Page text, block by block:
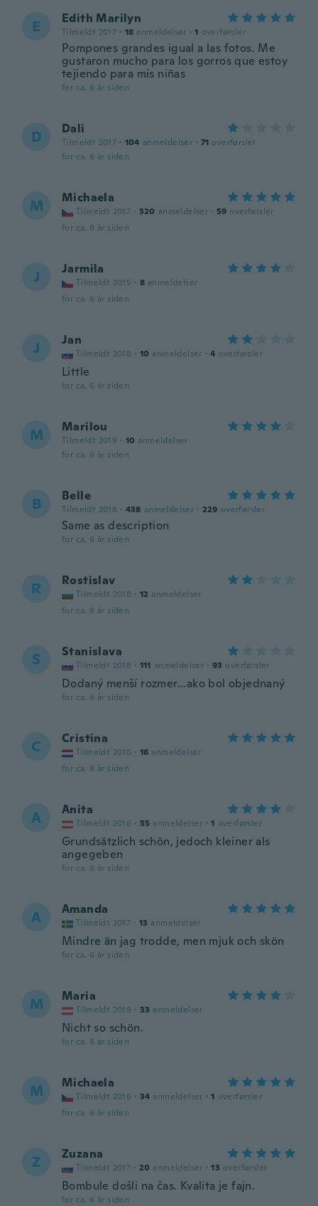
E Edith Marilyn
Tilmeldt 2017 · 18 anmeldelser · 1 overførsler
Pompones grandes igual a las fotos. Me
gustaron mucho para los gorros que estoy
tejiendo para mis niñas
for ca. 6 år siden
D Dali
Tilmeldt 2017 · 104 anmeldelser · 71 overførsler
for ca. 6 år siden
M Michaela
Tilmeldt 2017 · 320 anmeldelser · 59 overførsler
for ca. 6 år siden
J Jarmila
Tilmeldt 2015 · 8 anmeldelser
for ca. 6 år siden
J Jan
Tilmeldt 2018 · 10 anmeldelser · 4 overførsler
Little
for ca. 6 år siden
M Marilou
Tilmeldt 2019 · 10 anmeldelser
for ca. 6 år siden
B Belle
Tilmeldt 2018 · 438 anmeldelser · 229 overførsler
Same as description
for ca. 6 år siden
R Rostislav
Tilmeldt 2018 · 12 anmeldelser
for ca. 6 år siden
S Stanislava
Tilmeldt 2018 · 111 anmeldelser · 93 overførsler
Dodaný menší rozmer...ako bol objednaný
for ca. 6 år siden
C Cristina
Tilmeldt 2018 · 16 anmeldelser
for ca. 6 år siden
A Anita
Tilmeldt 2016 · 55 anmeldelser · 1 overførsler
Grundsätzlich schön, jedoch kleiner als
angegeben
for ca. 6 år siden
A Amanda
Tilmeldt 2017 · 13 anmeldelser
Mindre än jag trodde, men mjuk och skön
for ca. 6 år siden
M Maria
Tilmeldt 2019 · 33 anmeldelser
Nicht so schön.
for ca. 6 år siden
M Michaela
Tilmeldt 2016 · 34 anmeldelser · 1 overførsler
for ca. 6 år siden
Z Zuzana
Tilmeldt 2017 · 20 anmeldelser · 13 overførsler
Bombule došli na čas. Kvalita je fajn.
for ca. 6 år siden